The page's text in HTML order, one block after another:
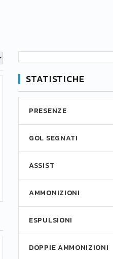
STATISTICHE
PRESENZE
GOL SEGNATI
ASSIST
AMMONIZIONI
ESPULSIONI
DOPPIE AMMONIZIONI